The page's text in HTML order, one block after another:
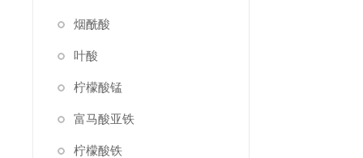
烟酰酸
叶酸
柠檬酸锰
富马酸亚铁
柠檬酸铁